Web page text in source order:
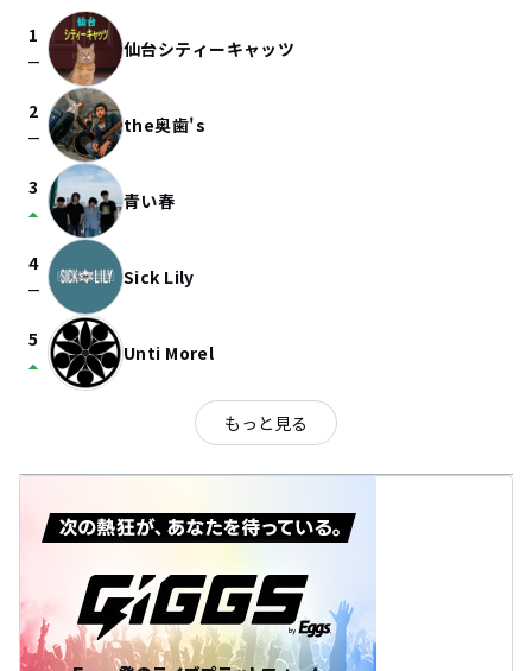
1
check_indeterminate_small 仙台シティーキャッツ
2
check_indeterminate_small the奥歯's
3
arrow_drop_up 青い春
4
check_indeterminate_small Sick Lily
5
arrow_drop_up Unti Morel
もっと見る